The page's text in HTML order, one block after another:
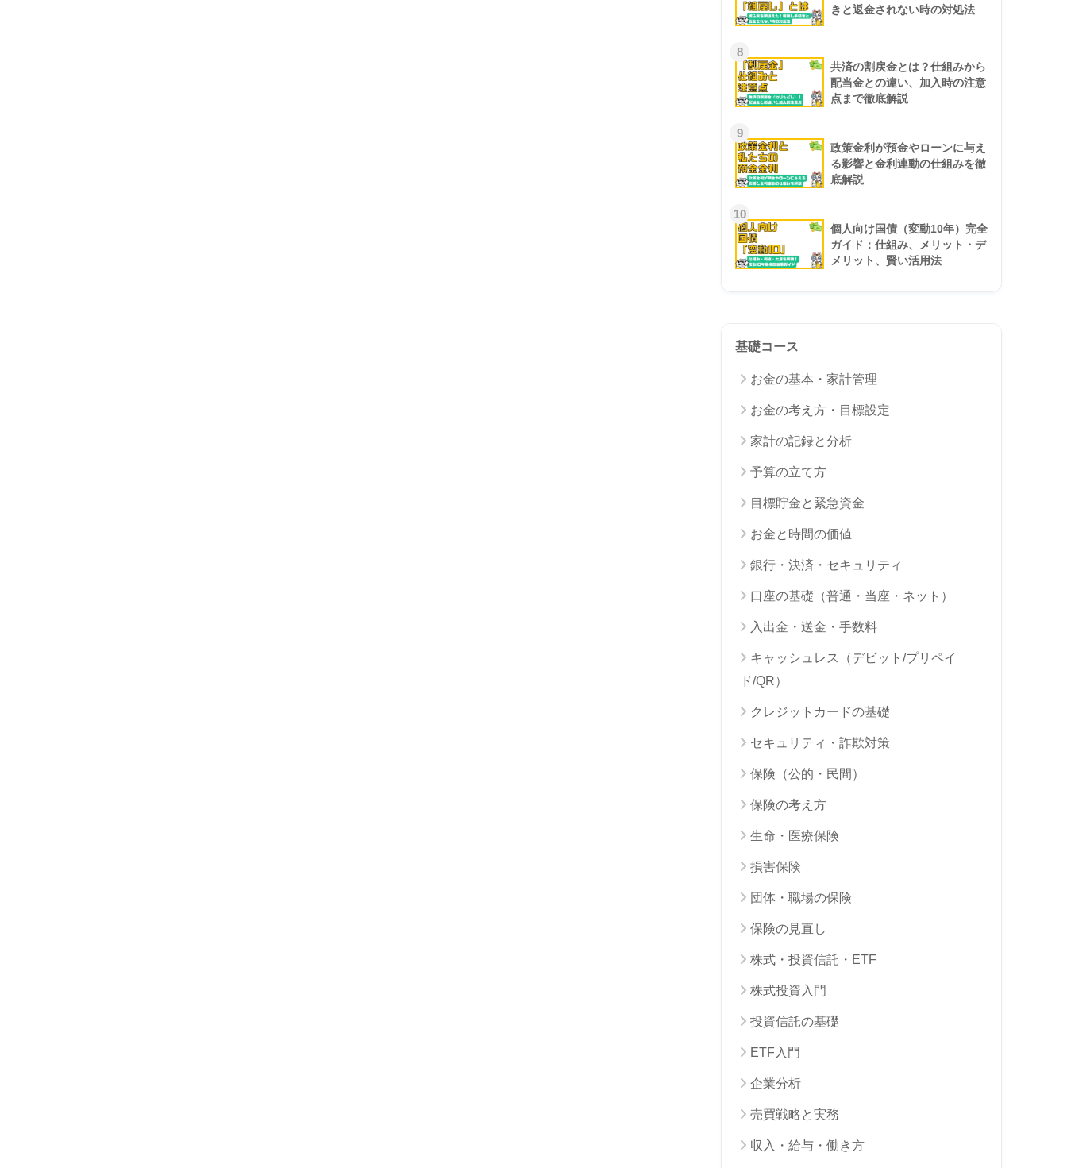
きと返金されない時の対処法
8
共済の割戻金とは？仕組みから
配当金との違い、加入時の注意
点まで徹底解説
9
政策金利が預金やローンに与え
る影響と金利連動の仕組みを徹
底解説
10
個人向け国債（変動10年）完全
ガイド：仕組み、メリット・デ
メリット、賢い活用法
基礎コース
お金の基本・家計管理
お金の考え方・目標設定
家計の記録と分析
予算の立て方
目標貯金と緊急資金
お金と時間の価値
銀行・決済・セキュリティ
口座の基礎（普通・当座・ネット）
入出金・送金・手数料
キャッシュレス（デビット/プリペイ
ド/QR）
クレジットカードの基礎
セキュリティ・詐欺対策
保険（公的・民間）
保険の考え方
生命・医療保険
損害保険
団体・職場の保険
保険の見直し
株式・投資信託・ETF
株式投資入門
投資信託の基礎
ETF入門
企業分析
売買戦略と実務
収入・給与・働き方